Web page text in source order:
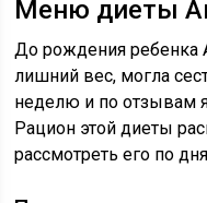
Меню диеты
До рождения ребенка
лишний вес, могла
неделю и по отзывам
Рацион этой диеты
рассмотреть его по